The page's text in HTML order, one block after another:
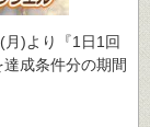
)より『1日1回
成条件分の期間